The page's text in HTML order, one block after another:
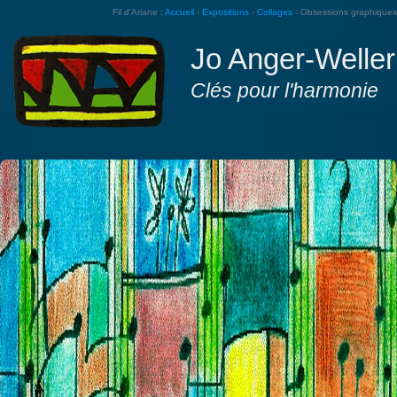
Fil d'Ariane : Accueil › Expositions › Collages › Obsessions graphiques
Jo Anger-Weller
Clés pour l'harmonie